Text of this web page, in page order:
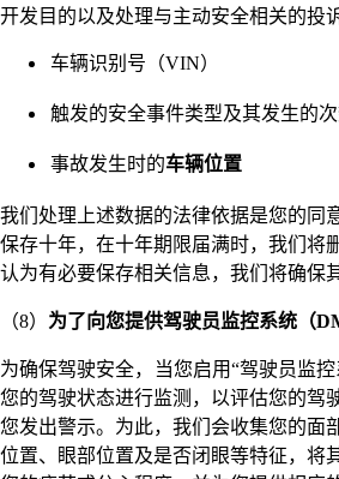
开发目的以及处理与主动安全相关的投诉
车辆识别号（VIN）
触发的安全事件类型及其发生的
事故发生时的车辆位置
我们处理上述数据的法律依据是您的同
保存十年，在十年期限届满时，我们将
认为有必要保存相关信息，我们将确保
（8） 为了向您提供驾驶员监控系统（
为确保驾驶安全，当您启用“驾驶员监
您的驾驶状态进行监测，以评估您的驾
您发出警示。为此，我们会收集您的面
位置、眼部位置及是否闭眼等特征，将